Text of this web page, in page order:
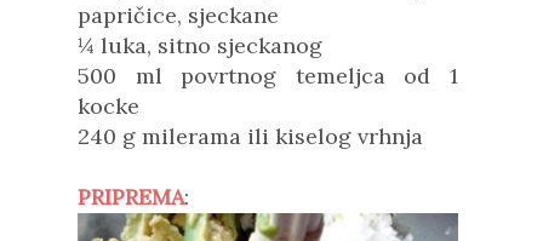
papričice, sjeckane
¼ luka, sitno sjeckanog
500 ml povrtnog temeljca od 1
kocke
240 g milerama ili kiselog vrhnja
PRIPREMA: